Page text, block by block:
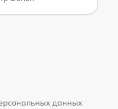
данных